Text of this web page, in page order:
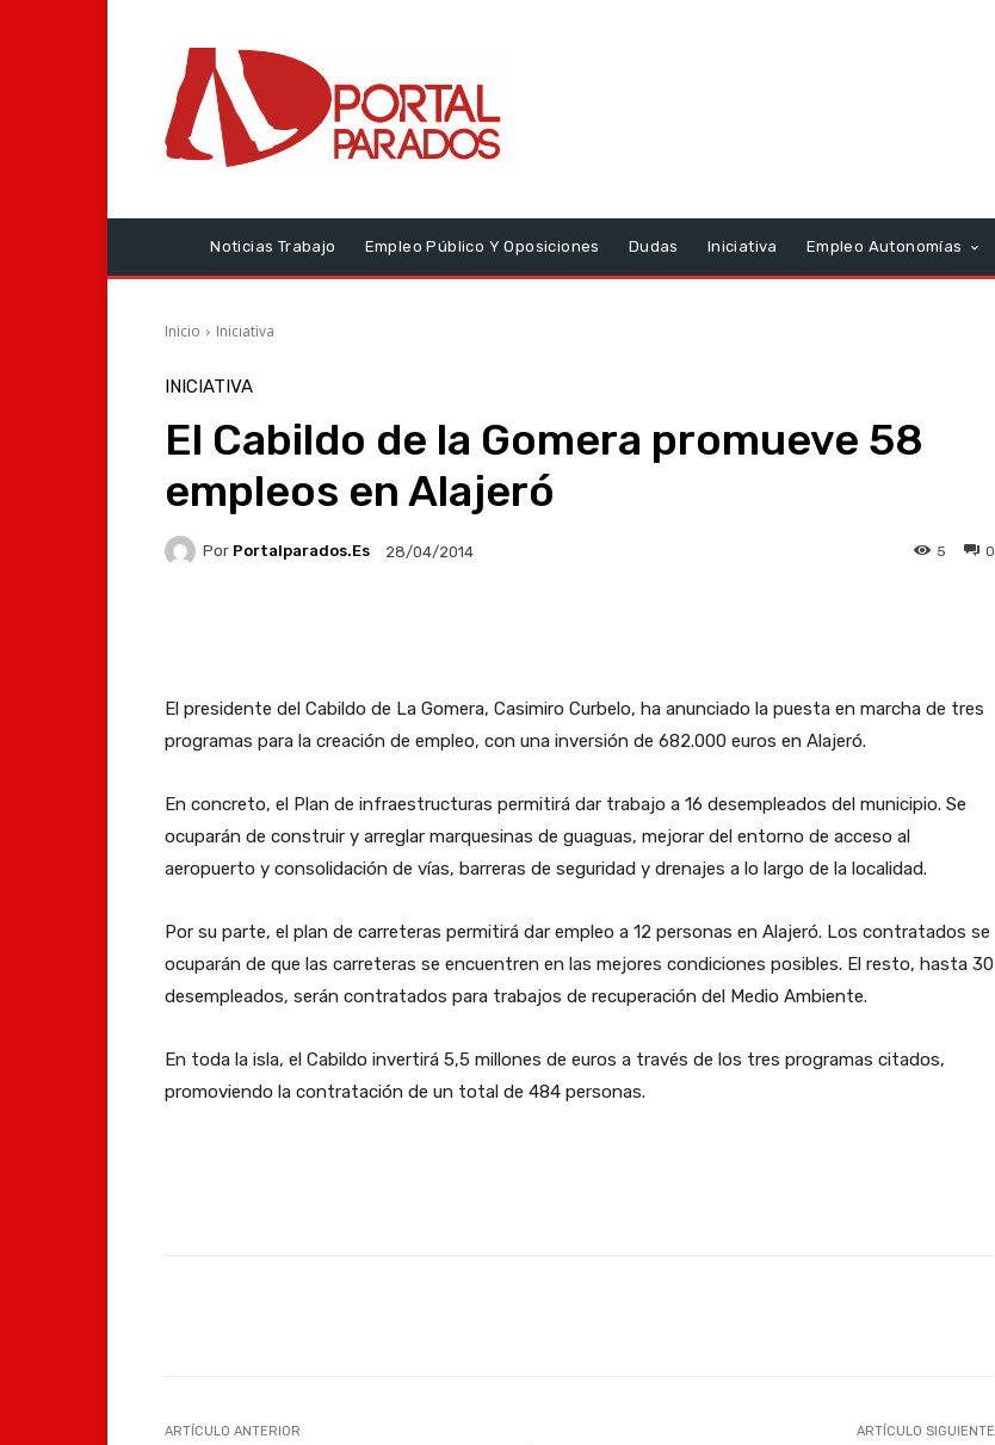
Noticias Trabajo Empleo Público Y Oposiciones Dudas Iniciativa Empleo Autonomías
Inicio Iniciativa
INICIATIVA
El Cabildo de la Gomera promueve 58
empleos en Alajeró
Por Portalparados.es 28/04/2014 0
5
El presidente del Cabildo de La Gomera, Casimiro Curbelo, ha anunciado la puesta en marcha de tres
programas para la creación de empleo, con una inversión de 682.000 euros en Alajeró.
En concreto, el Plan de infraestructuras permitirá dar trabajo a 16 desempleados del municipio. Se
ocuparán de construir y arreglar marquesinas de guaguas, mejorar del entorno de acceso al
aeropuerto y consolidación de vías, barreras de seguridad y drenajes a lo largo de la localidad.
Por su parte, el plan de carreteras permitirá dar empleo a 12 personas en Alajeró. Los contratados se
ocuparán de que las carreteras se encuentren en las mejores condiciones posibles. El resto, hasta 30
desempleados, serán contratados para trabajos de recuperación del Medio Ambiente.
En toda la isla, el Cabildo invertirá 5,5 millones de euros a través de los tres programas citados,
promoviendo la contratación de un total de 484 personas.
ARTÍCULO ANTERIOR ARTÍCULO SIGUIENTE